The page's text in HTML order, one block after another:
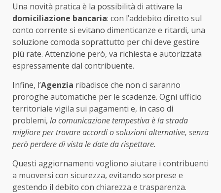
Una novità pratica è la possibilità di attivare la
domiciliazione bancaria: con l’addebito diretto sul
conto corrente si evitano dimenticanze e ritardi, una
soluzione comoda soprattutto per chi deve gestire
più rate. Attenzione però, va richiesta e autorizzata
espressamente dal contribuente.
Infine, l’Agenzia ribadisce che non ci saranno
proroghe automatiche per le scadenze. Ogni ufficio
territoriale vigila sui pagamenti e, in caso di
problemi, la comunicazione tempestiva è la strada
migliore per trovare accordi o soluzioni alternative, senza
però perdere di vista le date da rispettare.
Questi aggiornamenti vogliono aiutare i contribuenti
a muoversi con sicurezza, evitando sorprese e
gestendo il debito con chiarezza e trasparenza.